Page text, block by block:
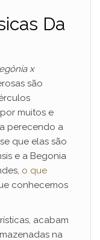
Da
x
são
muitos e
perecendo a
que elas são
e a Begonia
o que
conhecemos
acabam
na